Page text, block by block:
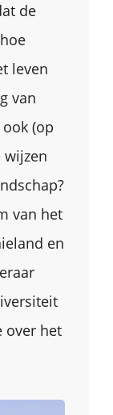
de
leven
van
(op
wijzen
van het
en
over het